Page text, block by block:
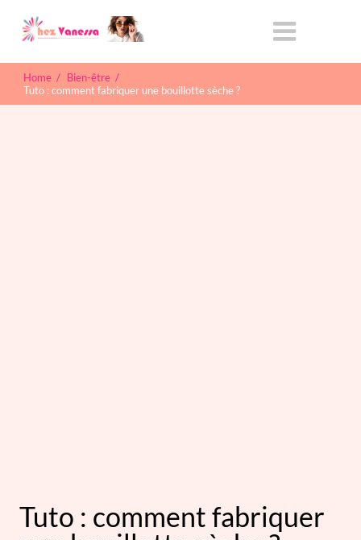
Home / Bien-être /
Tuto : comment fabriquer une bouillotte sèche ?
Tuto : comment fabriquer